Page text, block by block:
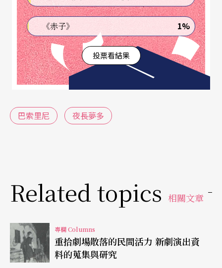
從以前重慶南路的書店，就有淸楚的分類概念。國
學叢書、外國文學、中國現代文學、高普考參考
書、電子機械……每個人走進書店，都很容易找到
自己的書。
當然也有些老闆搞不淸楚，比如把羅靑詩集《神州
豪俠傳》放到武俠小說類，把聯合報得獎的中篇小
說《實驗而已》放到電影、攝影類。碰到這種情
然而現在的台灣劇場，就像一間狹小的、書籍又亂
堆的書店。不但老闆搞不淸楚哪本書該放哪，或哪
本書缺不缺貨，連顧客也七手八脚紛紛憑各自的正
義感重新分類，一言不和就大吵起來，破壞了其他
《赤子》 1%
投票看結果
巴索里尼 夜長夢多
Related topics 相關文章
專欄 Columns
重拾劇場散落的民間活力 新劇演出資
料的蒐集與研究